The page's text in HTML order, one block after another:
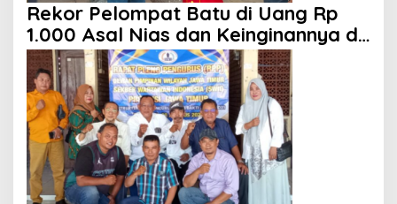
Rekor Pelompat Batu di Uang Rp
1.000 Asal Nias dan Keinginannya di
HUT ke 81 RI